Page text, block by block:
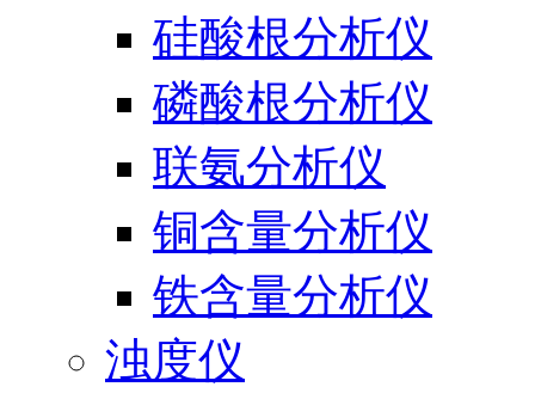
硅酸根分析仪
磷酸根分析仪
联氨分析仪
铜含量分析仪
铁含量分析仪
浊度仪